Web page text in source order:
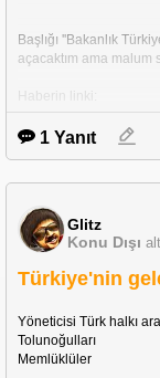
https://
Post by Kayra
NFT Platform
Başlığı ''Bakanlık
açacaktım ama malum
Haberin linki:
hyperallergic
A Turkish Idol Will
York Judge Rules
1 Yanıt
Glitz
Konu Dışı
Türkiye'nin
Yöneticisi Türk halkı
Tolunoğulları
Memlüklüler